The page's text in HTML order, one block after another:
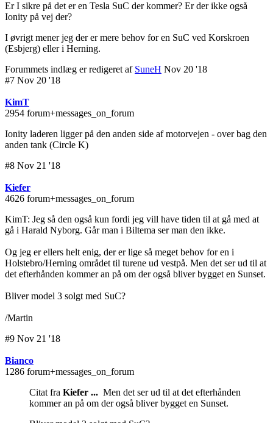
Er I sikre på det er en Tesla SuC der kommer? Er der ikke også
Ionity på vej der?
I øvrigt mener jeg der er mere behov for en SuC ved Korskroen
(Esbjerg) eller i Herning.
Forummets indlæg er redigeret af SuneH Nov 20 '18
#7 Nov 20 '18
KimT
2954 forum+messages_on_forum
Ionity laderen ligger på den anden side af motorvejen - over bag den
anden tank (Circle K)
#8 Nov 21 '18
Kiefer
4626 forum+messages_on_forum
KimT: Jeg så den også kun fordi jeg vill have tiden til at gå med at
gå i Harald Nyborg. Går man i Biltema ser man den ikke.
Og jeg er ellers helt enig, der er lige så meget behov for en i
Holstebro/Herning området til turene ud vestpå. Men det ser ud til at
det efterhånden kommer an på om der også bliver bygget en Sunset.
Bliver model 3 solgt med SuC?
/Martin
#9 Nov 21 '18
Bianco
1286 forum+messages_on_forum
Citat fra Kiefer ... Men det ser ud til at det efterhånden
kommer an på om der også bliver bygget en Sunset.